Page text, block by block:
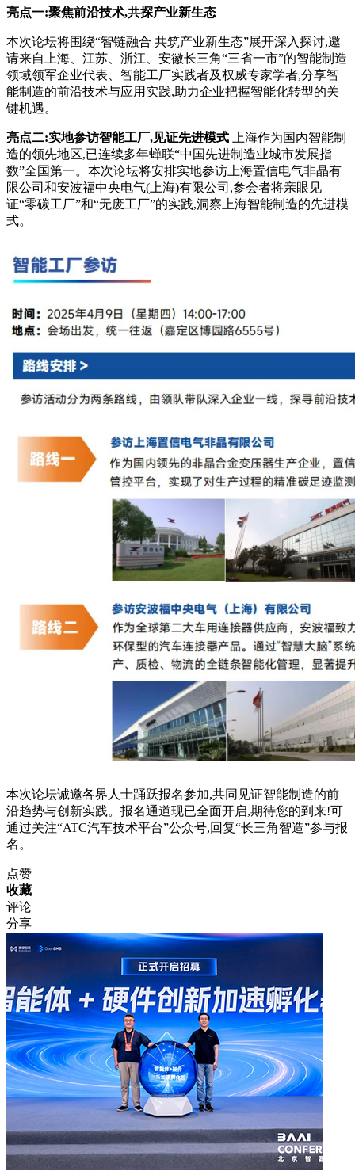
亮点一:聚焦前沿技术,共探产业新生态
本次论坛将围绕“智链融合 共筑产业新生态”展开深入探讨,邀
请来自上海、江苏、浙江、安徽长三角“三省一市”的智能制造
领域领军企业代表、智能工厂实践者及权威专家学者,分享智
能制造的前沿技术与应用实践,助力企业把握智能化转型的关
键机遇。
亮点二:实地参访智能工厂,见证先进模式 上海作为国内智能制
造的领先地区,已连续多年蝉联“中国先进制造业城市发展指
数”全国第一。本次论坛将安排实地参访上海置信电气非晶有
限公司和安波福中央电气(上海)有限公司,参会者将亲眼见
证“零碳工厂”和“无废工厂”的实践,洞察上海智能制造的先进模
式。
本次论坛诚邀各界人士踊跃报名参加,共同见证智能制造的前
沿趋势与创新实践。报名通道现已全面开启,期待您的到来!可
通过关注“ATC汽车技术平台”公众号,回复“长三角智造”参与报
名。
点赞
收藏
评论
分享